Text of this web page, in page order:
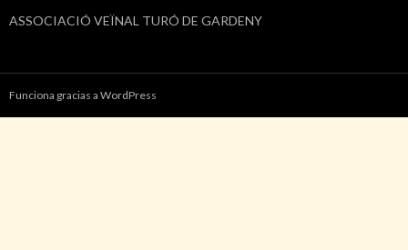
ASSOCIACIÓ VEÏNAL TURÓ DE GARDENY
Funciona gracias a WordPress